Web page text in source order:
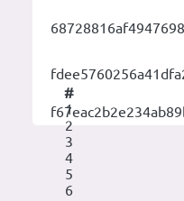
#
1
2
3
4
5
6